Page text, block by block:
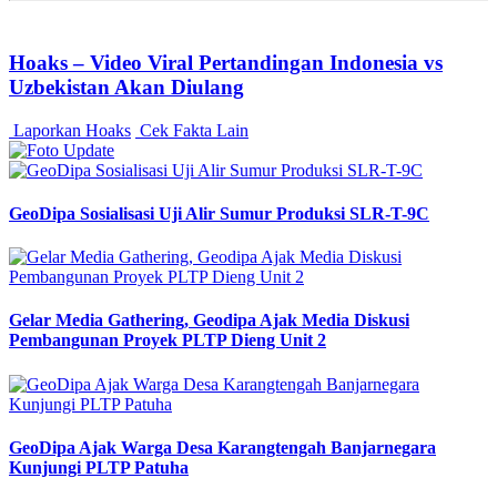
Hoaks – Video Viral Pertandingan Indonesia vs
Uzbekistan Akan Diulang
Laporkan Hoaks Cek Fakta Lain
GeoDipa Sosialisasi Uji Alir Sumur Produksi SLR-T-9C
Gelar Media Gathering, Geodipa Ajak Media Diskusi
Pembangunan Proyek PLTP Dieng Unit 2
GeoDipa Ajak Warga Desa Karangtengah Banjarnegara
Kunjungi PLTP Patuha